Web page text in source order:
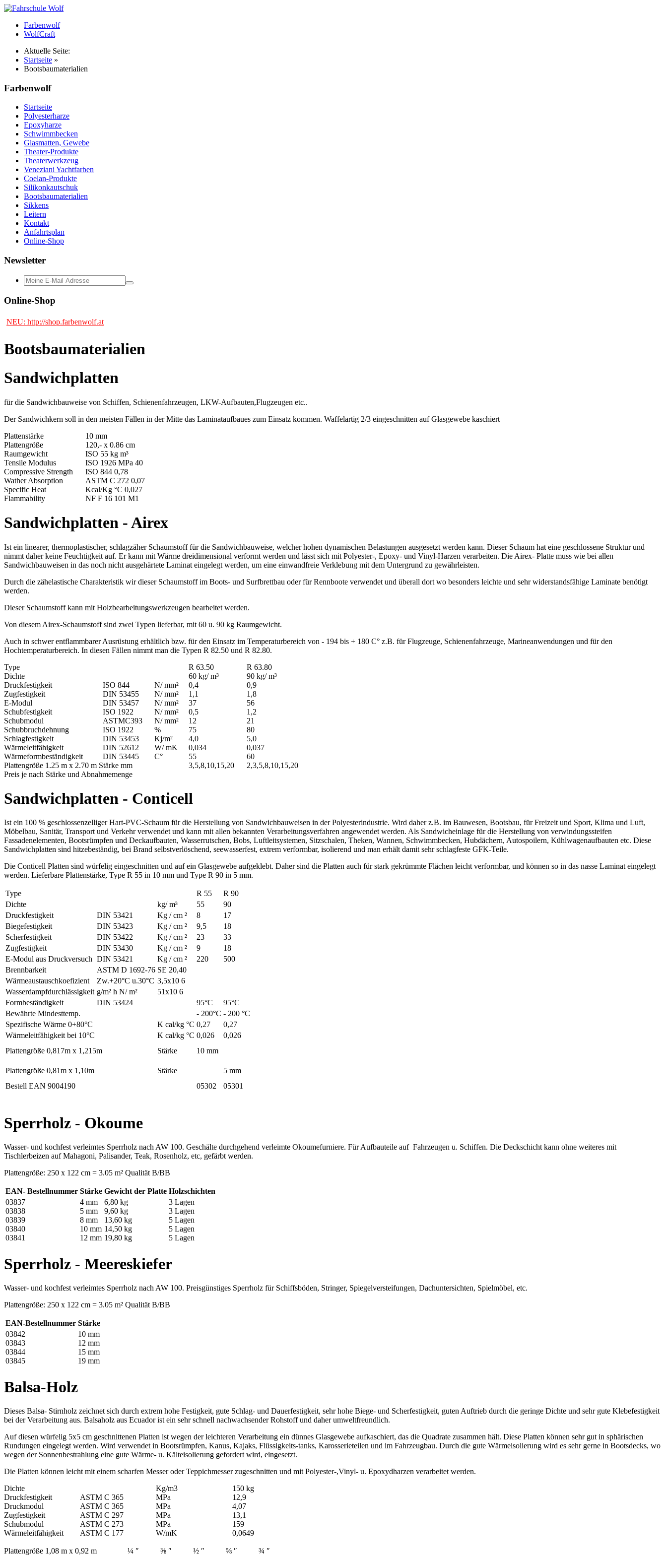
Farbenwolf
WolfCraft
Aktuelle Seite:
Startseite »
Bootsbaumaterialien
Farbenwolf
Startseite
Polyesterharze
Epoxyharze
Schwimmbecken
Glasmatten, Gewebe
Theater-Produkte
Theaterwerkzeug
Veneziani Yachtfarben
Coelan-Produkte
Silikonkautschuk
Bootsbaumaterialien
Sikkens
Leitern
Kontakt
Anfahrtsplan
Online-Shop
Newsletter
Online-Shop
NEU: http://shop.farbenwolf.at
Bootsbaumaterialien
Sandwichplatten
für die Sandwichbauweise von Schiffen, Schienenfahrzeugen, LKW-Aufbauten,Flugzeugen etc..
Der Sandwichkern soll in den meisten Fällen in der Mitte das Laminataufbaues zum Einsatz kommen. Waffelartig 2/3 eingeschnitten auf Glasgewebe kaschiert
Plattenstärke
Plattengröße
Raumgewicht
Tensile Modulus
Compressive Strength
Wather Absorption
Specific Heat
Flammability
10 mm
120,- x 0.86 cm
ISO 55 kg m³
ISO 1926 MPa 40
ISO 844 0,78
ASTM C 272 0,07
Kcal/Kg °C 0,027
NF F 16 101 M1
Sandwichplatten - Airex
Ist ein linearer, thermoplastischer, schlagzäher Schaumstoff für die Sandwichbauweise, welcher hohen dynamischen Belastungen ausgesetzt werden kann. Dieser Schaum hat eine geschlossene Struktur und
nimmt daher keine Feuchtigkeit auf. Er kann mit Wärme dreidimensional verformt werden und lässt sich mit Polyester-, Epoxy- und Vinyl-Harzen verarbeiten. Die Airex- Platte muss wie bei allen
Sandwichbauweisen in das noch nicht ausgehärtete Laminat eingelegt werden, um eine einwandfreie Verklebung mit dem Untergrund zu gewährleisten.
Durch die zähelastische Charakteristik wir dieser Schaumstoff im Boots- und Surfbrettbau oder für Rennboote verwendet und überall dort wo besonders leichte und sehr widerstandsfähige Laminate benötigt
werden.
Dieser Schaumstoff kann mit Holzbearbeitungswerkzeugen bearbeitet werden.
Von diesem Airex-Schaumstoff sind zwei Typen lieferbar, mit 60 u. 90 kg Raumgewicht.
Auch in schwer entflammbarer Ausrüstung erhältlich bzw. für den Einsatz im Temperaturbereich von - 194 bis + 180 C° z.B. für Flugzeuge, Schienenfahrzeuge, Marineanwendungen und für den
Hochtemperaturbereich. In diesen Fällen nimmt man die Typen R 82.50 und R 82.80.
Type
R 63.50
R 63.80
Dichte
60 kg/ m³
90 kg/ m³
Druckfestigkeit
ISO 844 N/ mm² 0,4
0,9
Zugfestigkeit
DIN 53455 N/ mm² 1,1
1,8
E-Modul
DIN 53457 N/ mm² 37
56
Schubfestigkeit
ISO 1922 N/ mm² 0,5
1,2
Schubmodul
ASTMC393 N/ mm² 12
21
Schubbruchdehnung
ISO 1922 % 75
80
Schlagfestigkeit
DIN 53453 Kj/m² 4,0
5,0
Wärmeleitfähigkeit
DIN 52612 W/ mK 0,034
0,037
Wärmeformbeständigkeit
DIN 53445 C° 55
60
Plattengröße 1.25 m x 2.70 m Stärke mm
3,5,8,10,15,20
2,3,5,8,10,15,20
Preis je nach Stärke und Abnahmemenge
Sandwichplatten - Conticell
Ist ein 100 % geschlossenzelliger Hart-PVC-Schaum für die Herstellung von Sandwichbauweisen in der Polyesterindustrie. Wird daher z.B. im Bauwesen, Bootsbau, für Freizeit und Sport, Klima und Luft,
Möbelbau, Sanitär, Transport und Verkehr verwendet und kann mit allen bekannten Verarbeitungsverfahren angewendet werden. Als Sandwicheinlage für die Herstellung von verwindungssteifen
Fassadenelementen, Bootsrümpfen und Deckaufbauten, Wasserrutschen, Bobs, Luftleitsystemen, Sitzschalen, Theken, Wannen, Schwimmbecken, Hubdächern, Autospoilern, Kühlwagenaufbauten etc. Diese
Sandwichplatten sind hitzebeständig, bei Brand selbstverlöschend, seewasserfest, extrem verformbar, isolierend und man erhält damit sehr schlagfeste GFK-Teile.
Die Conticell Platten sind würfelig eingeschnitten und auf ein Glasgewebe aufgeklebt. Daher sind die Platten auch für stark gekrümmte Flächen leicht verformbar, und können so in das nasse Laminat eingelegt
werden. Lieferbare Plattenstärke, Type R 55 in 10 mm und Type R 90 in 5 mm.
Type R 55
R 90
Dichte
kg/ m³ 55
90
Druckfestigkeit
DIN 53421 Kg / cm ² 8
17
Biegefestigkeit
DIN 53423 Kg / cm ² 9,5
18
Scherfestigkeit
DIN 53422 Kg / cm ² 23
33
Zugfestigkeit
DIN 53430 Kg / cm ² 9
18
E-Modul aus Druckversuch DIN 53421 Kg / cm ² 220
500
Brennbarkeit
ASTM D 1692-76 SE 20,40
Wärmeaustauschkoefizient
Zw.+20°C u.30°C 3,5x10 6
Wasserdampfdurchlässigkeit g/m² h N/ m²
51x10 6
Formbeständigkeit
DIN 53424 95°C
95°C
Bewährte Mindesttemp.
- 200°C - 200 °C
Spezifische Wärme 0+80°C
K cal/kg °C 0,27
0,27
Wärmeleitfähigkeit bei 10°C
K cal/kg °C 0,026
0,026
Plattengröße 0,817m x 1,215m
Stärke 10 mm
Plattengröße 0,81m x 1,10m Stärke
5 mm
Bestell EAN 9004190
05302 05301
Sperrholz - Okoume
Wasser- und kochfest verleimtes Sperrholz nach AW 100. Geschälte durchgehend verleimte Okoumefurniere. Für Aufbauteile auf Fahrzeugen u. Schiffen. Die Deckschicht kann ohne weiteres mit
Tischlerbeizen auf Mahagoni, Palisander, Teak, Rosenholz, etc, gefärbt werden.
Plattengröße: 250 x 122 cm = 3.05 m² Qualität B/BB
EAN- Bestellnummer Stärke Gewicht der Platte Holzschichten
03837
03838
03839
03840
03841
4 mm
5 mm
8 mm
10 mm
12 mm
6,80 kg
9,60 kg
13,60 kg
14,50 kg
19,80 kg
3 Lagen
3 Lagen
5 Lagen
5 Lagen
5 Lagen
Sperrholz - Meereskiefer
Wasser- und kochfest verleimtes Sperrholz nach AW 100. Preisgünstiges Sperrholz für Schiffsböden, Stringer, Spiegelversteifungen, Dachuntersichten, Spielmöbel, etc.
Plattengröße: 250 x 122 cm = 3.05 m² Qualität B/BB
EAN-Bestellnummer Stärke
03842
03843
03844
03845
10 mm
12 mm
15 mm
19 mm
Balsa-Holz
Dieses Balsa- Stirnholz zeichnet sich durch extrem hohe Festigkeit, gute Schlag- und Dauerfestigkeit, sehr hohe Biege- und Scherfestigkeit, guten Auftrieb durch die geringe Dichte und sehr gute Klebefestigkeit
bei der Verarbeitung aus. Balsaholz aus Ecuador ist ein sehr schnell nachwachsender Rohstoff und daher umweltfreundlich.
Auf diesen würfelig 5x5 cm geschnittenen Platten ist wegen der leichteren Verarbeitung ein dünnes Glasgewebe aufkaschiert, das die Quadrate zusammen hält. Diese Platten können sehr gut in sphärischen
Rundungen eingelegt werden. Wird verwendet in Bootsrümpfen, Kanus, Kajaks, Flüssigkeits-tanks, Karosserieteilen und im Fahrzeugbau. Durch die gute Wärmeisolierung wird es sehr gerne in Bootsdecks, wo
wegen der Sonnenbestrahlung eine gute Wärme- u. Kälteisolierung gefordert wird, eingesetzt.
Die Platten können leicht mit einem scharfen Messer oder Teppichmesser zugeschnitten und mit Polyester-,Vinyl- u. Epoxydharzen verarbeitet werden.
Dichte
Kg/m3
150 kg
Druckfestigkeit
ASTM C 365 MPa
12,9
Druckmodul
ASTM C 365 MPa
4,07
Zugfestigkeit
ASTM C 297 MPa
13,1
Schubmodul
ASTM C 273 MPa
159
Wärmeleitfähigkeit
ASTM C 177 W/mK 0,0649
Plattengröße 1,08 m x 0,92 m ¼ ″ ⅜ ″ ½ ″ ⅝ ″
¾ ″